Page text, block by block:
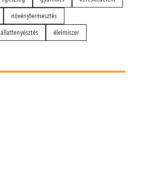
növénytermesztés
állattenyésztés élelmiszer